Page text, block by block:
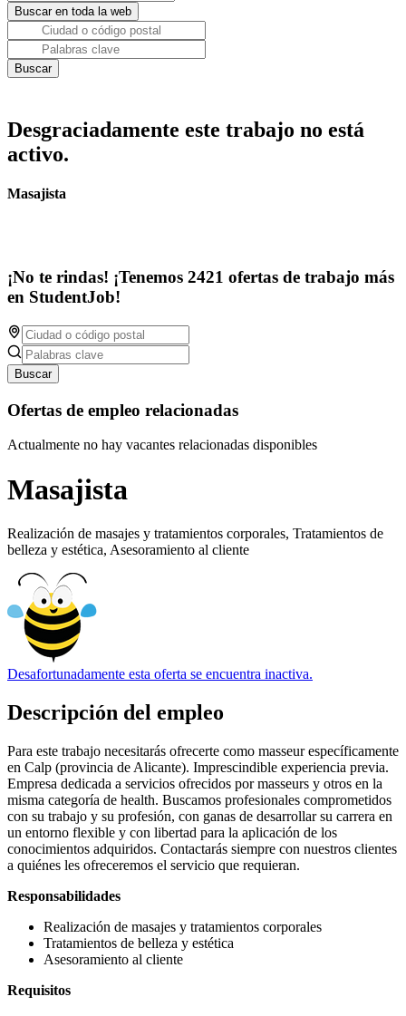
Desgraciadamente este trabajo no está
activo.
Masajista
¡No te rindas! ¡Tenemos 2421 ofertas de trabajo más
en StudentJob!
Buscar
Ofertas de empleo relacionadas
Actualmente no hay vacantes relacionadas disponibles
Masajista
Realización de masajes y tratamientos corporales, Tratamientos de
belleza y estética, Asesoramiento al cliente
Desafortunadamente esta oferta se encuentra inactiva.
Descripción del empleo
Para este trabajo necesitarás ofrecerte como masseur específicamente
en Calp (provincia de Alicante). Imprescindible experiencia previa.
Empresa dedicada a servicios ofrecidos por masseurs y otros en la
misma categoría de health. Buscamos profesionales comprometidos
con su trabajo y su profesión, con ganas de desarrollar su carrera en
un entorno flexible y con libertad para la aplicación de los
conocimientos adquiridos. Contactarás siempre con nuestros clientes
a quiénes les ofreceremos el servicio que requieran.
Responsabilidades
Realización de masajes y tratamientos corporales
Tratamientos de belleza y estética
Asesoramiento al cliente
Requisitos